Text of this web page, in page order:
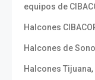
equipos de
Halcones
Halcones de
Halcones Tijuana,